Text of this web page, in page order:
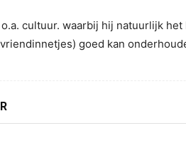
cultuur. waarbij hij natuurlijk
goed kan